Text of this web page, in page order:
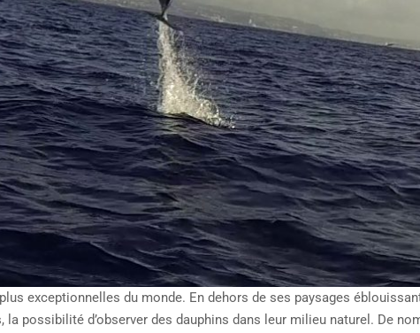
exceptionnelles du monde. En dehors de ses paysages
la possibilité d’observer des dauphins dans leur milieu naturel. De